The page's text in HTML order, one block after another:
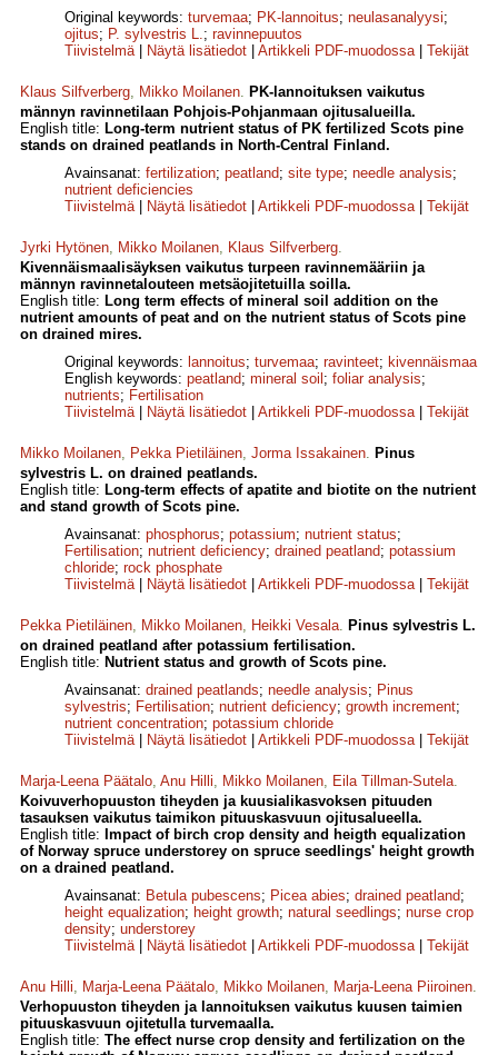
Original keywords: turvemaa; PK-lannoitus; neulasanalyysi;
ojitus; P. sylvestris L.; ravinnepuutos
Tiivistelmä| Näytä lisätiedot Artikkeli PDF-muodossa| Tekijät
Klaus Silfverberg, Mikko Moilanen. PK-lannoituksen vaikutus
männyn ravinnetilaan Pohjois-Pohjanmaan ojitusalueilla.
English title: Long-term nutrient status of PK fertilized Scots pine
stands on drained peatlands in North-Central Finland.
Avainsanat: fertilization; peatland; site type; needle analysis;
nutrient deficiencies
Tiivistelmä| Näytä lisätiedot Artikkeli PDF-muodossa| Tekijät
Jyrki Hytönen, Mikko Moilanen, Klaus Silfverberg.
Kivennäismaalisäyksen vaikutus turpeen ravinnemääriin ja
männyn ravinnetalouteen metsäojitetuilla soilla.
English title: Long term effects of mineral soil addition on the
nutrient amounts of peat and on the nutrient status of Scots pine
on drained mires.
Original keywords: lannoitus; turvemaa; ravinteet; kivennäismaa
English keywords: peatland; mineral soil ; foliar analysis;
nutrients; Fertilisation
Tiivistelmä| Näytä lisätiedot Artikkeli PDF-muodossa| Tekijät
Mikko Moilanen, Pekka Pietiläinen, Jorma Issakainen. Pinus
sylvestris L. on drained peatlands.
English title: Long-term effects of apatite and biotite on the nutrient
and stand growth of Scots pine.
Avainsanat: phosphorus; potassium; nutrient status;
Fertilisation; nutrient deficiency; drained peatland; potassium
chloride; rock phosphate
Tiivistelmä| Näytä lisätiedot Artikkeli PDF-muodossa| Tekijät
Pekka Pietiläinen, Mikko Moilanen, Heikki Vesala. Pinus sylvestris L.
on drained peatland after potassium fertilisation.
English title: Nutrient status and growth of Scots pine.
Avainsanat: drained peatlands; needle analysis; Pinus
sylvestris; Fertilisation; nutrient deficiency; growth increment;
nutrient concentration; potassium chloride
Tiivistelmä| Näytä lisätiedot Artikkeli PDF-muodossa| Tekijät
Marja-Leena Päätalo, Anu Hilli, Mikko Moilanen, Eila Tillman-Sutela.
Koivuverhopuuston tiheyden ja kuusialikasvoksen pituuden
tasauksen vaikutus taimikon pituuskasvuun ojitusalueella.
English title: Impact of birch crop density and heigth equalization
of Norway spruce understorey on spruce seedlings' height growth
on a drained peatland.
Avainsanat: Betula pubescens; Picea abies; drained peatland;
height equalization; height growth; natural seedlings; nurse crop
density; understorey
Tiivistelmä| Näytä lisätiedot Artikkeli PDF-muodossa| Tekijät
Anu Hilli, Marja-Leena Päätalo, Mikko Moilanen, Marja-Leena Piiroinen.
Verhopuuston tiheyden ja lannoituksen vaikutus kuusen taimien
pituuskasvuun ojitetulla turvemaalla.
English title: The effect nurse crop density and fertilization on the